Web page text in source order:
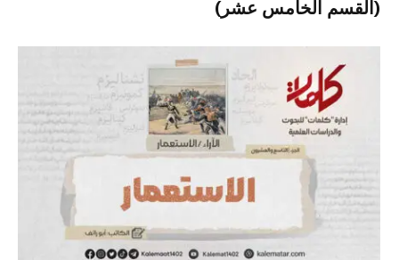
(القسم الخامس عشر)